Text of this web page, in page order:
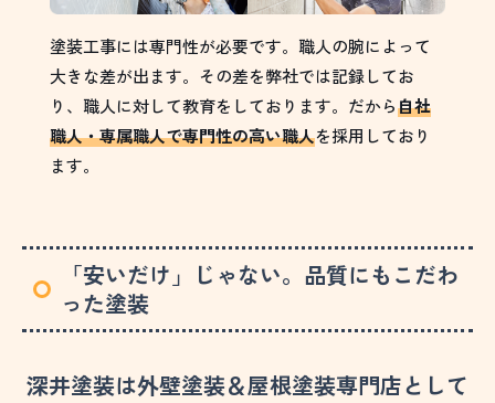
塗装工事には専門性が必要です。職人の腕によって
大きな差が出ます。その差を弊社では記録してお
り、職人に対して教育をしております。だから自社
職人・専属職人で専門性の高い職人を採用しており
ます。
「安いだけ」じゃない。品質にもこだわ
った塗装
深井塗装は外壁塗装＆屋根塗装専門店として